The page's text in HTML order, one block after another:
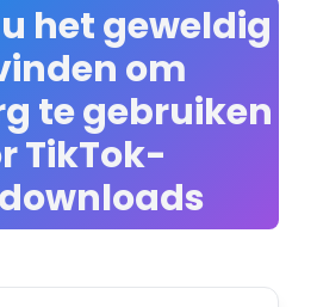
het geweldig
om
te gebruiken
TikTok-